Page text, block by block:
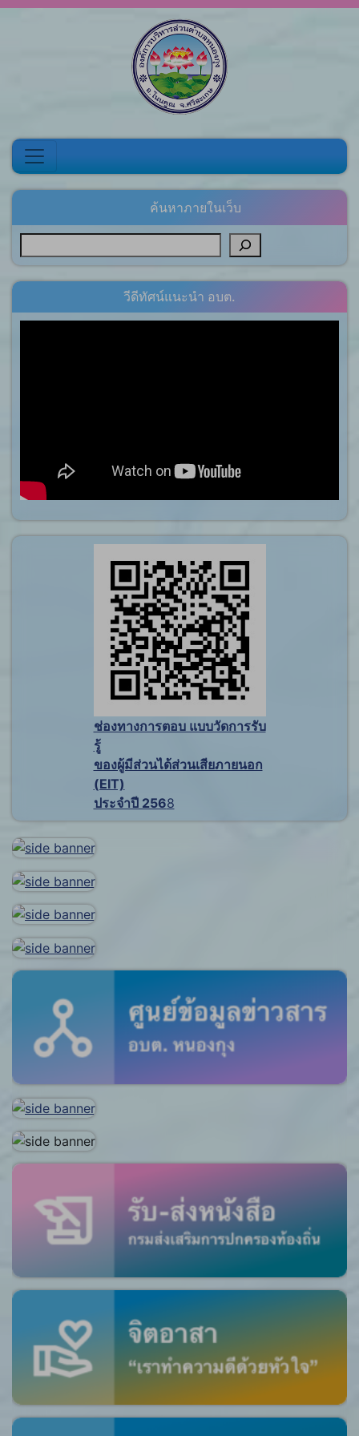
ค้นหาภายในเว็บ
วีดีทัศน์แนะนำ อบต.
ช่องทางการตอบ แบบวัดการรับ
รู้
ของผู้มีส่วนได้ส่วนเสียภายนอก
(EIT)
ประจำปี 2568